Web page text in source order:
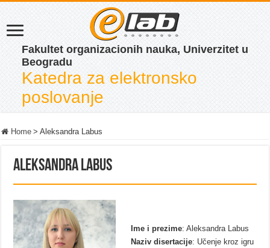
Fakultet organizacionih nauka, Univerzitet u
Beogradu
Katedra za elektronsko
poslovanje
Home > Aleksandra Labus
Aleksandra Labus
Ime i prezime: Aleksandra Labus
Naziv disertacije: Učenje kroz igru